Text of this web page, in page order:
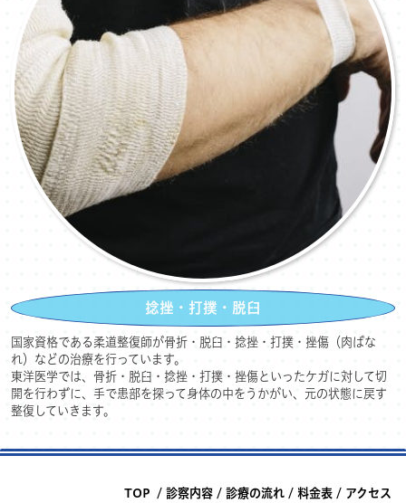
捻挫・打撲・脱臼
国家資格である柔道整復師が骨折・脱臼・捻挫・打撲・挫傷（肉ばな
れ）などの治療を行っています。
東洋医学では、骨折・脱臼・捻挫・打撲・挫傷といったケガに対して切
開を行わずに、手で患部を探って身体の中をうかがい、元の状態に戻す
整復していきます。
TOP / 診察内容 / 診療の流れ / 料金表 / アクセス